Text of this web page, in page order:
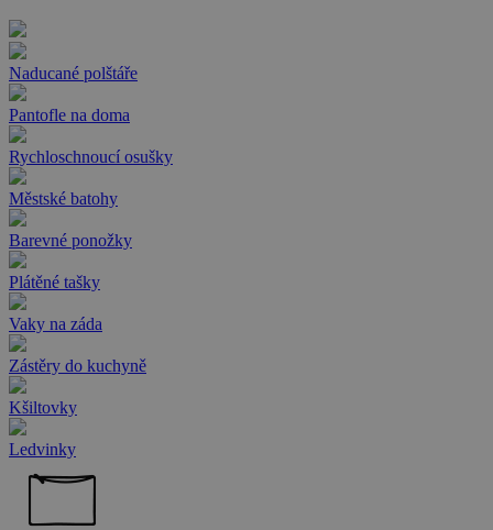
Naducané polštáře
Pantofle na doma
Rychloschnoucí osušky
Městské batohy
Barevné ponožky
Plátěné tašky
Vaky na záda
Zástěry do kuchyně
Kšiltovky
Ledvinky